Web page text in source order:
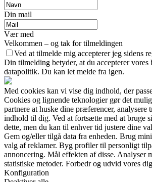
Din mail
Vær med
Velkommen – og tak for tilmeldingen
Ved at tilmelde mig accepterer jeg sidens
Din tilmelding betyder, at du accepterer vores
datapolitik. Du kan let melde fra igen.
Med cookies kan vi vise dig indhold, der
Cookies og lignende teknologier gør det
partnere at huske dine præferencer, analysere
indhold til dig. Ved at fortsætte med at bruge
dette, men du kan til enhver tid justere dine
Gem og/eller tilgå data fra enheden. Brug
valg af reklamer. Byg profiler til personligt
annoncering. Mål effekten af disse. Analyser
statistiske metoder. Forbedr og udvid vores
Konfiguration